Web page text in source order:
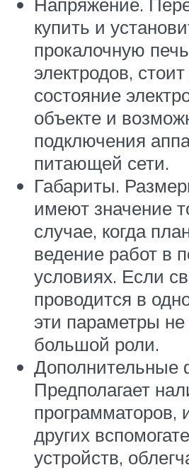
Напряжение.
купить и
прокалочную
электродов,
состояние
объекте и
подключения
питающей сети.
Габариты.
имеют значение
случае, когда
ведение работ в
условиях. Если
проводится в
эти параметры
большой роли.
Дополнительные
Предполагает
программаторов,
других
устройств,